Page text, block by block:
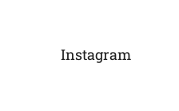
Instagram